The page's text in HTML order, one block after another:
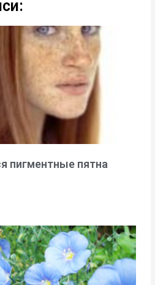
пигментные пятна